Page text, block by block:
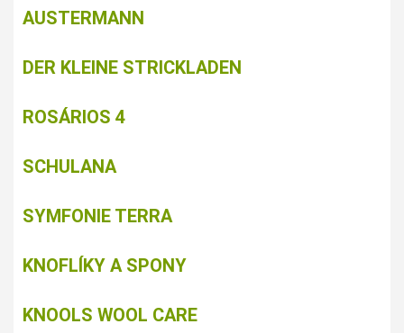
AUSTERMANN
DER KLEINE STRICKLADEN
ROSÁRIOS 4
SCHULANA
SYMFONIE TERRA
KNOFLÍKY A SPONY
KNOOLS WOOL CARE